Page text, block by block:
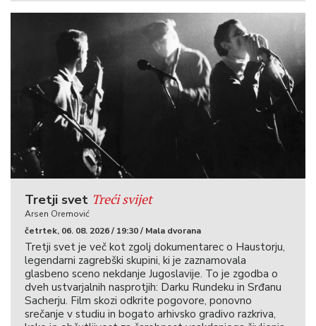
Tretji svet Treći svijet
Arsen Oremović
četrtek, 06. 08. 2026 / 19:30 / Mala dvorana
Tretji svet je več kot zgolj dokumentarec o Haustorju,
legendarni zagrebški skupini, ki je zaznamovala
glasbeno sceno nekdanje Jugoslavije. To je zgodba o
dveh ustvarjalnih nasprotjih: Darku Rundeku in Srđanu
Sacherju. Film skozi odkrite pogovore, ponovno
srečanje v studiu in bogato arhivsko gradivo razkriva,